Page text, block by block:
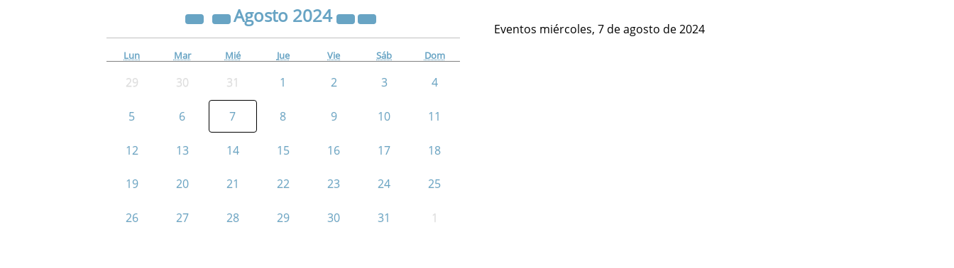
Agosto 2024
Lun Mar Mié Jue Vie Sáb Dom
29 30 31 1 2 3 4
5 6 7 8 9 10 11
12 13 14 15 16 17 18
19 20 21 22 23 24 25
26 27 28 29 30 31 1
Eventos miércoles, 7 de agosto de 2024